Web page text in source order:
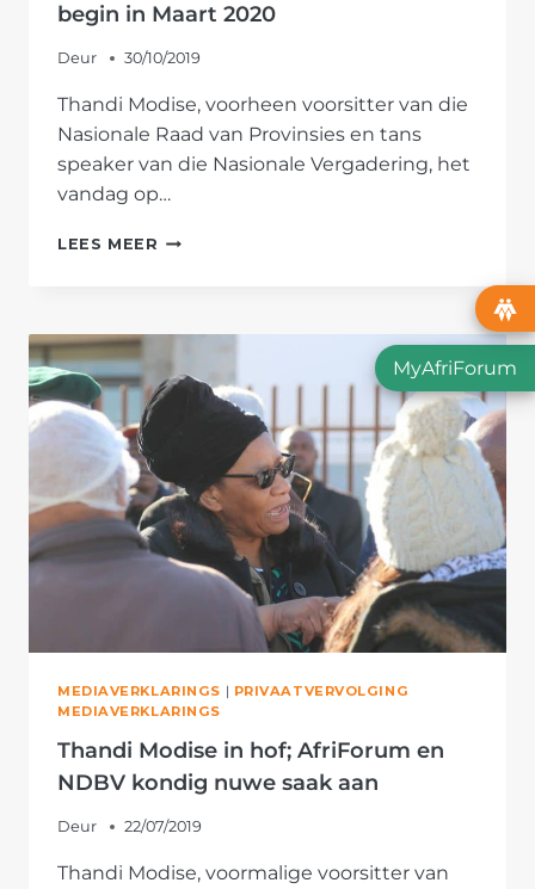
begin in Maart 2020
Deur 30/10/2019
Thandi Modise, voorheen voorsitter van die
Nasionale Raad van Provinsies en tans
speaker van die Nasionale Vergadering, het
vandag op…
LEES MEER PRIVAAT
MODISE
IN
MAART
MEDIAVERKLARINGS | PRIVAATVERVOLGING
MEDIAVERKLARINGS
Thandi Modise in hof; AfriForum en
NDBV kondig nuwe saak aan
Deur 22/07/2019
Thandi Modise, voormalige voorsitter van
MyAfriForum